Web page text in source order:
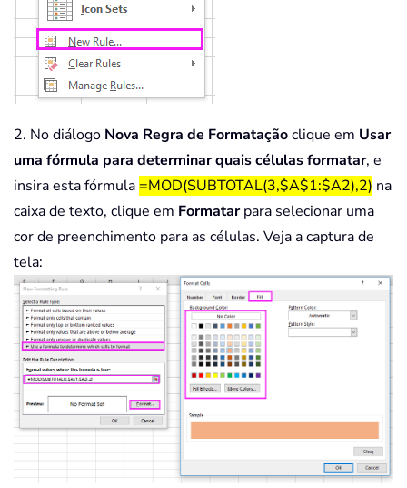
2. No diálogo Nova Regra de Formataçãoclique em Usar
uma fórmula para determinar quais células formatar, e
insira esta fórmula =MOD(SUBTOTAL(3,$A$1:$A2),2) na
caixa de texto, clique em Formatarpara selecionar uma
cor de preenchimento para as células. Veja a captura de
tela: